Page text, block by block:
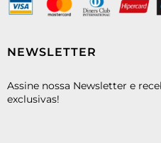
NEWSLETTER
Assine nossa Newsletter e
exclusivas!